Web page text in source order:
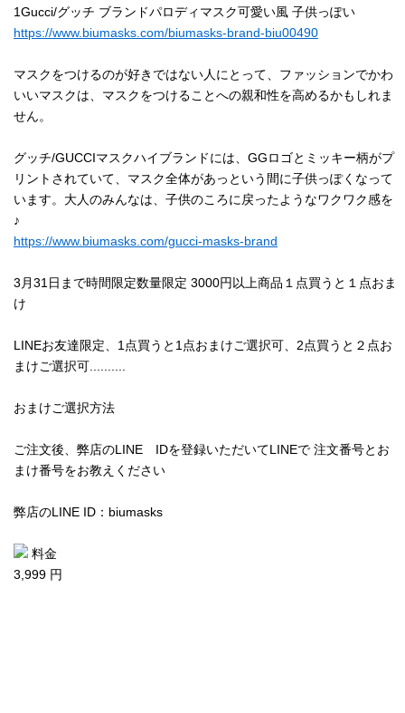
1Gucci/グッチ ブランドパロディマスク可愛い風 子供っぽい
https://www.biumasks.com/biumasks-brand-biu00490
マスクをつけるのが好きではない人にとって、ファッションでかわ
いいマスクは、マスクをつけることへの親和性を高めるかもしれま
せん。
グッチ/GUCCIマスクハイブランドには、GGロゴとミッキー柄がプ
リントされていて、マスク全体があっという間に子供っぽくなって
います。大人のみんなは、子供のころに戻ったようなワクワク感を
♪
https://www.biumasks.com/gucci-masks-brand
3月31日まで時間限定数量限定 3000円以上商品１点買うと１点おま
け
LINEお友達限定、1点買うと1点おまけご選択可、2点買うと２点お
まけご選択可..........
おまけご選択方法
ご注文後、弊店のLINE IDを登録いただいてLINEで 注文番号とお
まけ番号をお教えください
弊店のLINE ID：biumasks
料金
3,999 円